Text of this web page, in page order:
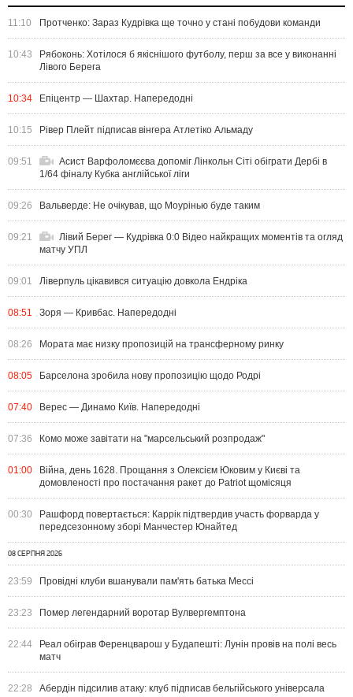
11:10 Протченко: Зараз Кудрівка ще точно у стані побудови команди
10:43
Рябоконь: Хотілося б якіснішого футболу, перш за все у виконанні
Лівого Берега
10:34 Епіцентр — Шахтар. Напередодні
10:15 Рівер Плейт підписав вінгера Атлетіко Альмаду
09:51
Асист Варфоломєєва допоміг Лінкольн Сіті обіграти Дербі в
1/64 фіналу Кубка англійської ліги
09:26 Вальверде: Не очікував, що Моурінью буде таким
09:21
Лівий Берег — Кудрівка 0:0 Відео найкращих моментів та огляд
матчу УПЛ
09:01 Ліверпуль цікавився ситуацію довкола Ендріка
08:51 Зоря — Кривбас. Напередодні
08:26 Мората має низку пропозицій на трансферному ринку
08:05 Барселона зробила нову пропозицію щодо Родрі
07:40 Верес — Динамо Київ. Напередодні
07:36 Комо може завітати на "марсельський розпродаж"
01:00
Війна, день 1628. Прощання з Олексієм Юковим у Києві та
домовленості про постачання ракет до Patriot щомісяця
00:30
Рашфорд повертається: Каррік підтвердив участь форварда у
передсезонному зборі Манчестер Юнайтед
08 СЕРПНЯ 2026
23:59 Провідні клуби вшанували пам'ять батька Мессі
23:23 Помер легендарний воротар Вулвергемптона
22:44
Реал обіграв Ференцварош у Будапешті: Лунін провів на полі весь
матч
22:28 Абердін підсилив атаку: клуб підписав бельгійського універсала